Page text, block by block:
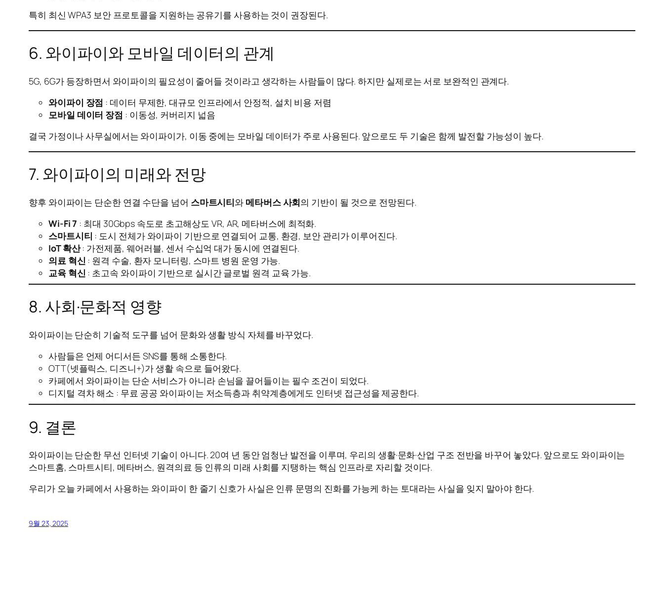
특히 최신 WPA3 보안 프로토콜을 지원하는 공유기를 사용하는 것이 권장된다.
6. 와이파이와 모바일 데이터의 관계
5G, 6G가 등장하면서 와이파이의 필요성이 줄어들 것이라고 생각하는 사람들이 많다. 하지만 실제로는 서로 보완적인 관계다.
와이파이 장점 : 데이터 무제한, 대규모 인프라에서 안정적, 설치 비용 저렴
모바일 데이터 장점 : 이동성, 커버리지 넓음
결국 가정이나 사무실에서는 와이파이가, 이동 중에는 모바일 데이터가 주로 사용된다. 앞으로도 두 기술은 함께 발전할 가능성이 높다.
7. 와이파이의 미래와 전망
향후 와이파이는 단순한 연결 수단을 넘어 스마트시티와 메타버스 사회의 기반이 될 것으로 전망된다.
Wi-Fi 7 : 최대 30Gbps 속도로 초고해상도 VR, AR, 메타버스에 최적화.
스마트시티 : 도시 전체가 와이파이 기반으로 연결되어 교통, 환경, 보안 관리가 이루어진다.
IoT 확산: 가전제품, 웨어러블, 센서 수십억 대가 동시에 연결된다.
의료 혁신 : 원격 수술, 환자 모니터링, 스마트 병원 운영 가능.
교육 혁신 : 초고속 와이파이 기반으로 실시간 글로벌 원격 교육 가능.
8. 사회·문화적 영향
와이파이는 단순히 기술적 도구를 넘어 문화와 생활 방식 자체를 바꾸었다.
사람들은 언제 어디서든 SNS를 통해 소통한다.
OTT(넷플릭스, 디즈니+)가 생활 속으로 들어왔다.
카페에서 와이파이는 단순 서비스가 아니라 손님을 끌어들이는 필수 조건이 되었다.
디지털 격차 해소 : 무료 공공 와이파이는 저소득층과 취약계층에게도 인터넷 접근성을 제공한다.
9. 결론
와이파이는 단순한 무선 인터넷 기술이 아니다. 20여 년 동안 엄청난 발전을 이루며, 우리의 생활·문화·산업 구조 전반을 바꾸어 놓았다. 앞으로도 와이파이는
스마트홈, 스마트시티, 메타버스, 원격의료 등 인류의 미래 사회를 지탱하는 핵심 인프라로 자리할 것이다.
우리가 오늘 카페에서 사용하는 와이파이 한 줄기 신호가 사실은 인류 문명의 진화를 가능케 하는 토대라는 사실을 잊지 말아야 한다.
9월 23, 2025